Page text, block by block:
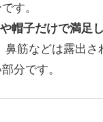
す。
帽子だけで満足
筋などは露出さ
分です。